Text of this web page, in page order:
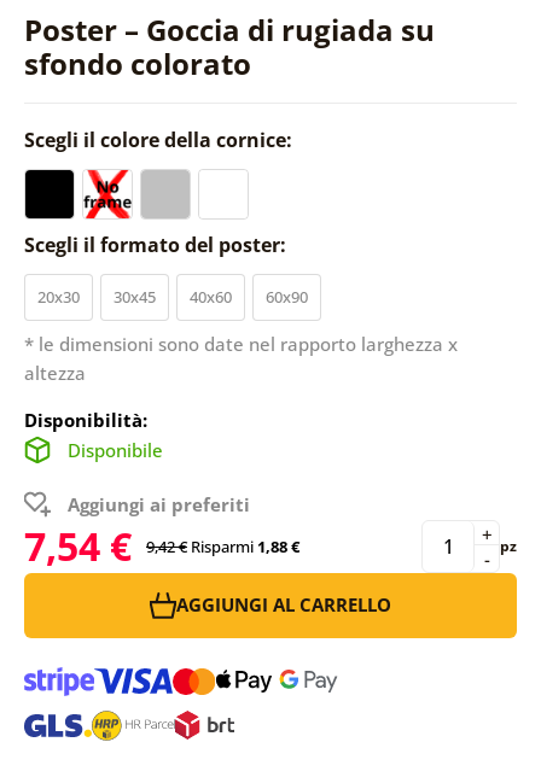
Poster – Goccia di rugiada su
sfondo colorato
Scegli il colore della cornice:
Scegli il formato del poster:
20x30 30x45 40x60 60x90
* le dimensioni sono date nel rapporto larghezza x
altezza
Disponibilità:
Disponibile
Aggiungi ai preferiti
7,54 € 9,42 € Risparmi1,88 € -
+ pz
AGGIUNGI AL CARRELLO